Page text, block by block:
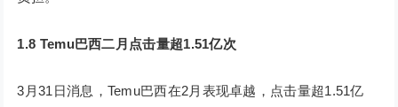
1.8 Temu巴西二月点击量超1.51亿次
3月31日消息，Temu巴西在2月表现卓越，点击量超1.51亿